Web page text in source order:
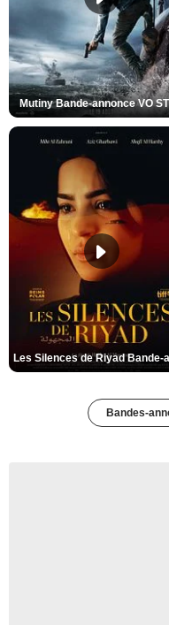
Mutiny Bande-annonce VO
Bandes-